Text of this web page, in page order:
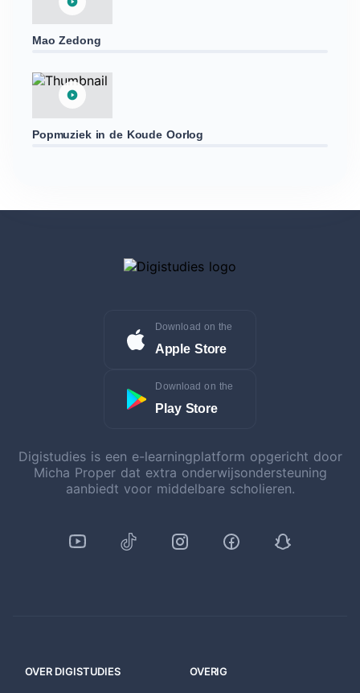
Mao Zedong
Popmuziek in de Koude Oorlog
Download on the
Apple Store
Download on the
Play Store
Digistudies is een e-learningplatform opgericht door
Micha Proper dat extra onderwijsondersteuning
aanbiedt voor middelbare scholieren.
OVER DIGISTUDIES OVERIG